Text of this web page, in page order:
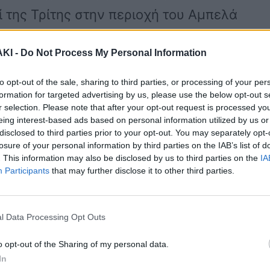
- Do Not Process My Personal Information
opt-out of the sale, sharing to third parties, or processing of your
for targeted advertising by us, please use the below opt-out
selection. Please note that after your opt-out request is processed
interest-based ads based on personal information utilized by us
to third parties prior to your opt-out. You may separately
of your personal information by third parties on the IAB’s list of
This information may also be disclosed by us to third parties on the
Participants that may further disclose it to other third parties.
Data Processing Opt Outs
opt-out of the Sharing of my personal data.
Τρίτης στην περιοχή του Αμπελά
πατίνι , όταν παρασύρθηκε
, με αποτέλεσμα να χάσει τη ζωή
Υγείας του νησιού , αλλά δυστυχώς
στα τραύματα του.
, ο Γιώργος ήταν
πατέρα και είχε τελειώσει